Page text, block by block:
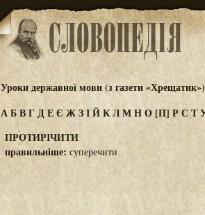
Уроки державної мови (з газети «Хрещатик»)
АБВГДЕЄЖЗІЙКЛМНО[П] РСТ
ПРОТИРІЧИТИ
правильніше: суперечити